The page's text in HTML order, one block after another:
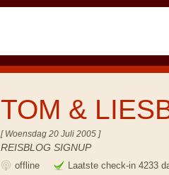
TOM &
[ Woensdag 20 Juli 2005 ]
REISBLOG SIGNUP
offline Laatste check-in 4233